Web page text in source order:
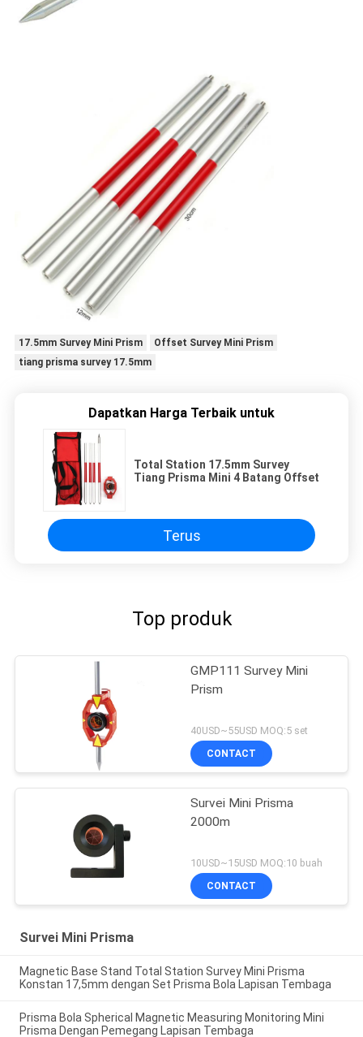
17.5mm Survey Mini Prism
Offset Survey Mini Prism
tiang prisma survey 17.5mm
Dapatkan Harga Terbaik untuk
Total Station 17.5mm Survey
Tiang Prisma Mini 4 Batang Offset
Terus
Top produk
GMP111 Survey Mini
Prism
40USD~55USD MOQ:5 set
CONTACT
Survei Mini Prisma
2000m
10USD~15USD MOQ:10 buah
CONTACT
Survei Mini Prisma
Magnetic Base Stand Total Station Survey Mini Prisma
Konstan 17,5mm dengan Set Prisma Bola Lapisan Tembaga
Prisma Bola Spherical Magnetic Measuring Monitoring Mini
Prisma Dengan Pemegang Lapisan Tembaga